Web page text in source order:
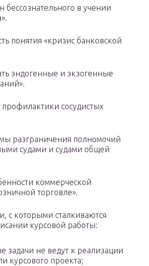
бессознательного в учении
понятия «кризис банковской
эндогенные и экзогенные
сосудистых
разграничения полномочий
судами и судами общей
коммерческой
торговле».
с которыми сталкиваются
курсовой работы:
задачи не ведут к реализации
курсового проекта;